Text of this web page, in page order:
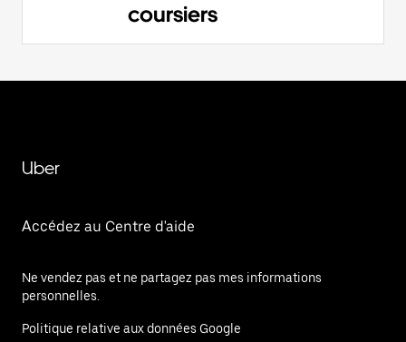
coursiers
Uber
Accédez au Centre d'aide
Ne vendez pas et ne partagez pas mes informations
personnelles.
Politique relative aux données Google